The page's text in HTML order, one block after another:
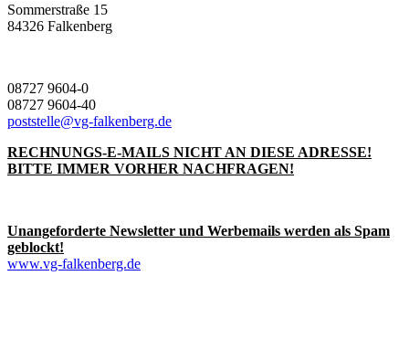
Sommerstraße 15
84326 Falkenberg
08727 9604-0
08727 9604-40
poststelle@vg-falkenberg.de
RECHNUNGS-E-MAILS NICHT AN DIESE ADRESSE!
BITTE IMMER VORHER NACHFRAGEN!
Unangeforderte Newsletter und Werbemails werden als Spam
geblockt!
www.vg-falkenberg.de